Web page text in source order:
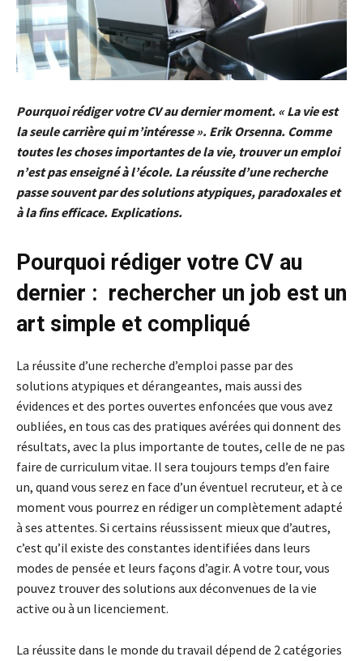
Pourquoi rédiger votre CV au dernier moment. « La vie est
la seule carrière qui m’intéresse ». Erik Orsenna. Comme
toutes les choses importantes de la vie, trouver un emploi
n’est pas enseigné à l’école. La réussite d’une recherche
passe souvent par des solutions atypiques, paradoxales et
à la fins efficace. Explications.
Pourquoi rédiger votre CV au
dernier : rechercher un job est un
art simple et compliqué
La réussite d’une recherche d’emploi passe par des
solutions atypiques et dérangeantes, mais aussi des
évidences et des portes ouvertes enfoncées que vous avez
oubliées, en tous cas des pratiques avérées qui donnent des
résultats, avec la plus importante de toutes, celle de ne pas
faire de curriculum vitae. Il sera toujours temps d’en faire
un, quand vous serez en face d’un éventuel recruteur, et à ce
moment vous pourrez en rédiger un complètement adapté
à ses attentes. Si certains réussissent mieux que d’autres,
c’est qu’il existe des constantes identifiées dans leurs
modes de pensée et leurs façons d’agir. A votre tour, vous
pouvez trouver des solutions aux déconvenues de la vie
active ou à un licenciement.
La réussite dans le monde du travail dépend de 2 catégories